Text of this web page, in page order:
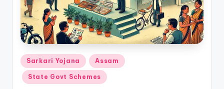
Posted
in
Sarkari Yojana Assam
State Govt Schemes